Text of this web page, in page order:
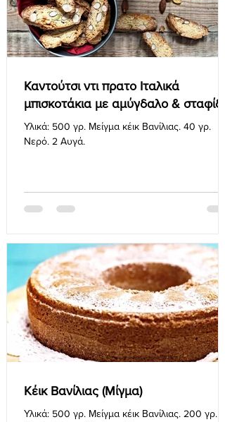
Καντούτσι ντι πρατο Ιταλικά
μπισκοτάκια με αμύγδαλο &
Υλικά: 500 γρ. Μείγμα κέικ Βανίλιας. 40 γρ.
Νερό. 2 Αυγά.
Κέικ Βανίλιας (Μίγμα)
Υλικά: 500 γρ. Μείγμα κέικ Βανίλιας. 200 γρ.